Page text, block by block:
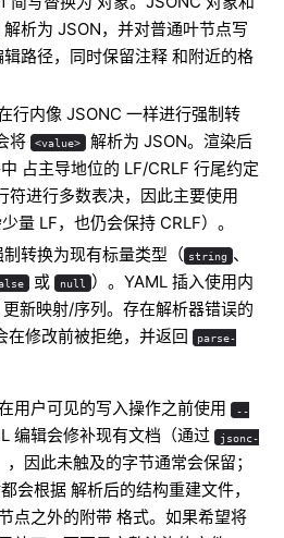
解析为 JSON，并对普通叶节点写
辑路径，同时保留注释 和附近的格
行内像 JSONC 一样进行强制转
将
<value>
解析为 JSON。渲染后
占主导地位的 LF/CRLF 行尾约定
符进行多数表决，因此主要使用
量 LF，也仍会保持 CRLF）。
转换为现有标量类型（ string 、
或 null ）。YAML 插入使用内
新映射/序列。存在解析器错误的
在修改前被拒绝，并返回
parse-
用户可见的写入操作之前使用 --
编辑会修补现有文档（通过 jsonc-
，因此未触及的字节通常会保留；
会根据 解析后的结构重建文件，
点之外的附带 格式。如果希望将